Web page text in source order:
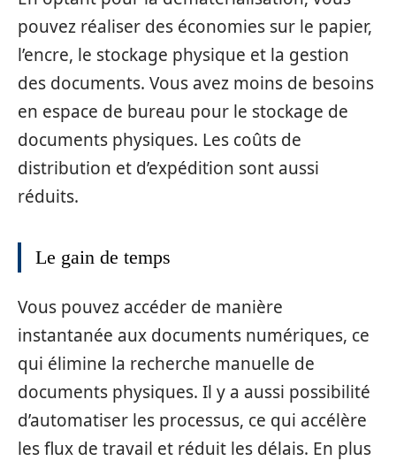
pouvez réaliser des économies sur le papier,
l’encre, le stockage physique et la gestion
des documents. Vous avez moins de besoins
en espace de bureau pour le stockage de
documents physiques. Les coûts de
distribution et d’expédition sont aussi
réduits.
Le gain de temps
Vous pouvez accéder de manière
instantanée aux documents numériques, ce
qui élimine la recherche manuelle de
documents physiques. Il y a aussi possibilité
d’automatiser les processus, ce qui accélère
les flux de travail et réduit les délais. En plus